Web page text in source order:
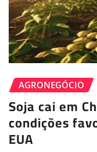
AGRONEGÓCIO
Soja cai em
condições
EUA